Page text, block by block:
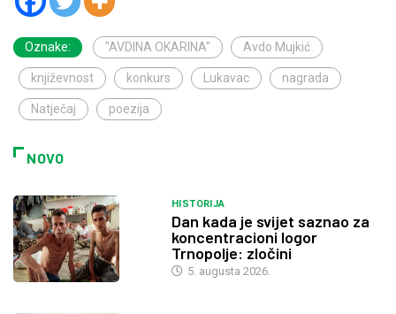
Oznake: "AVDINA OKARINA" Avdo Mujkić
književnost konkurs Lukavac nagrada
Natječaj poezija
NOVO
HISTORIJA
Dan kada je svijet saznao za
koncentracioni logor
Trnopolje: zločini
5. augusta 2026.